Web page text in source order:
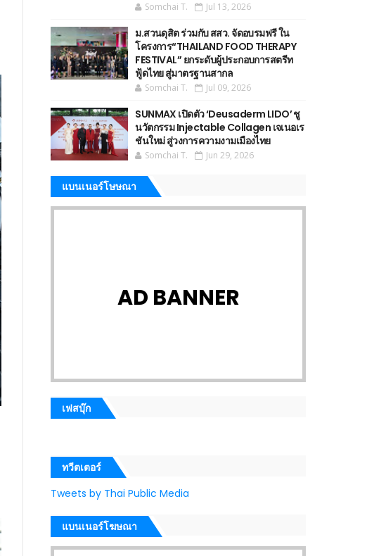
Somchai T. Jul 13, 2026
ม.สวนดุสิต ร่วมกับ สสว. จัดอบรมฟรี ใน
โครงการ“THAILAND FOOD THERAPY
FESTIVAL” ยกระดับผู้ประกอบการสตรีท
ฟู้ดไทย สู่มาตรฐานสากล
Somchai T. Jul 09, 2026
SUNMAX เปิดตัว ‘Deusaderm LIDO’ ชู
นวัตกรรม Injectable Collagen เจเนอเร
ชันใหม่ สู่วงการความงามเมืองไทย
Somchai T. Jun 29, 2026
แบนเนอร์โษษณา
AD BANNER
เฟสบุ๊ก
ทวีตเตอร์
Tweets by Thai Public Media
แบนเนอร์โฆษณา